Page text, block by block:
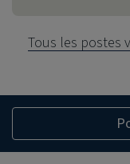
Tous les postes